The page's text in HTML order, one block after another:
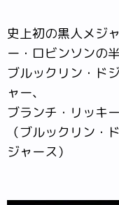
史上初の黒人メジ
ー・ロビンソンの半
ブルックリン・ド
ャー、
ブランチ・リッキ
（ブルックリン・
ジャース）